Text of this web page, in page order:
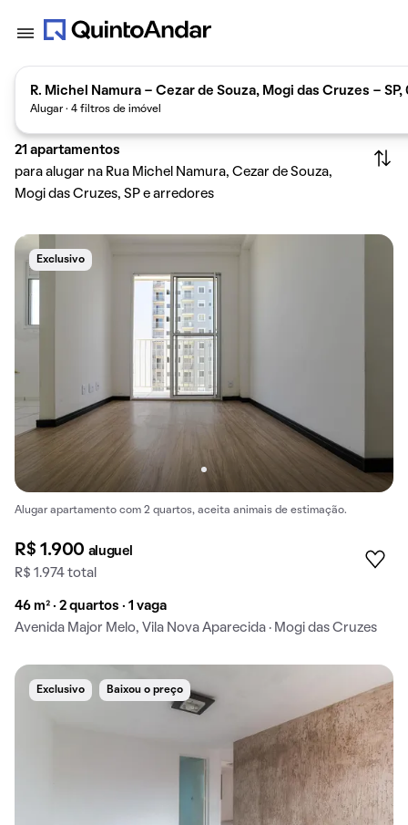
R. Michel Namura - Cezar de Souza, Mogi das Cruzes -
Alugar · 4 filtros de imóvel
21 apartamentos
para alugar na Rua Michel Namura, Cezar de Souza,
Mogi das Cruzes, SP e arredores
Exclusivo
Alugar apartamento com 2 quartos, aceita animais de estimação.
R$ 1.900 aluguel
R$ 1.974 total
46 m² · 2 quartos · 1 vaga
Avenida Major Melo, Vila Nova Aparecida · Mogi das Cruzes
Exclusivo Baixou o preço